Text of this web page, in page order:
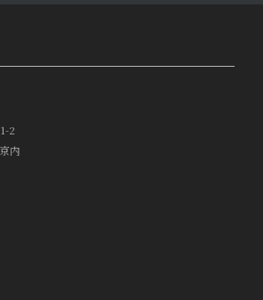
2
内